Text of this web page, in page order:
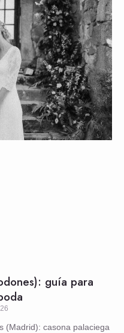
guía para
(Madrid): casona palaciega